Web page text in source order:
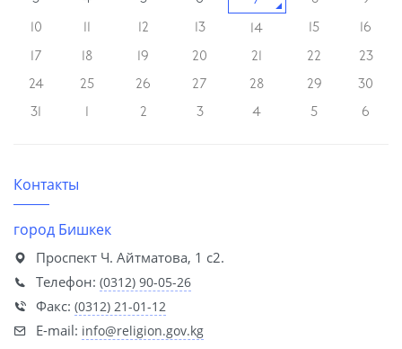
10
11 12 13 14 15
16
17
18 19 20 21 22
23
24
25 26 27 28 29
30
31
1 2 3 4 5 6
Контакты
город Бишкек
Проспект Ч. Айтматова, 1 с2.
Телефон: (0312) 90-05-26
Факс: (0312) 21-01-12
E-mail: info@religion.gov.kg